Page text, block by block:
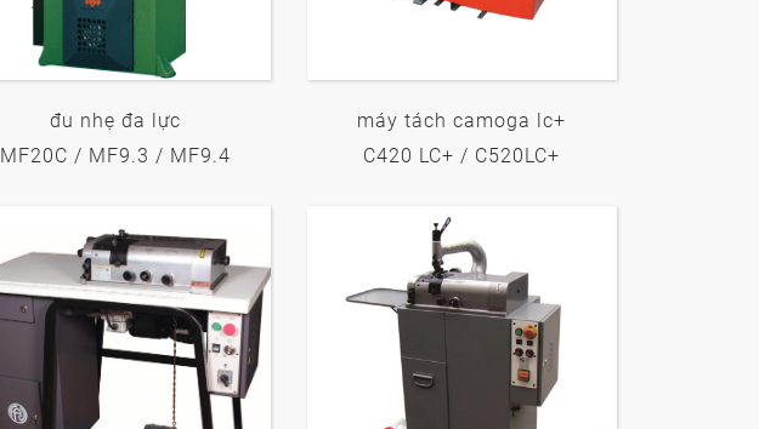
đu nhẹ đa lực
MF20C / MF9.3 / MF9.4
máy tách camoga lc+
C420 LC+ / C520LC+